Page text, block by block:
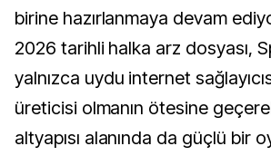
birine hazırlanmaya devam
2026 tarihli halka arz dosyası,
yalnızca uydu internet
üreticisi olmanın ötesine
altyapısı alanında da güçlü bir